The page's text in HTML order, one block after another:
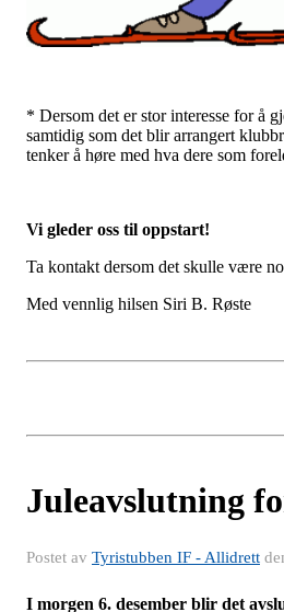
* Dersom det er stor interesse for å
samtidig som det blir arrangert
tenker å høre med hva dere som
Vi gleder oss til oppstart!
Ta kontakt dersom det skulle være
Med vennlig hilsen Siri B. Røste
Juleavslutning
Postet av Tyristubben IF - Allidrett
I morgen 6. desember blir det